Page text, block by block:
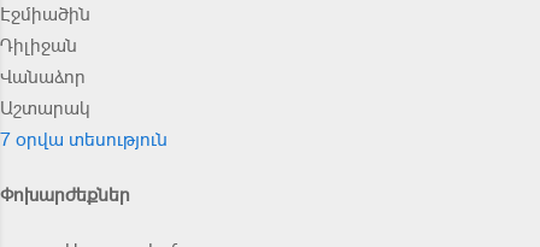
Էջմիածին
Դիլիջան
Վանաձոր
Աշտարակ
7 օրվա տեսություն
Փոխարժեքներ